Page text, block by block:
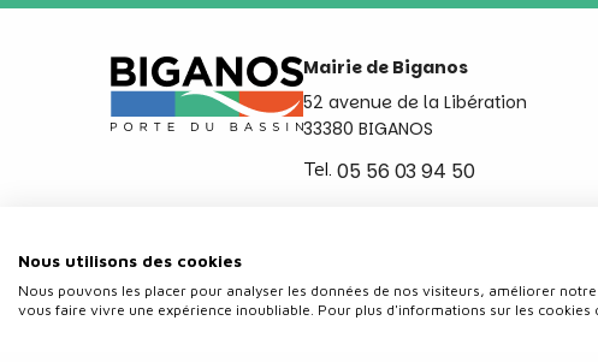
Mairie de Biganos
52 avenue de la Libération
33380 BIGANOS
Tel. 05 56 03 94 50
Nous utilisons des cookies
Nous pouvons les placer pour analyser les données de nos visiteurs, améliorer
vous faire vivre une expérience inoubliable. Pour plus d'informations sur les